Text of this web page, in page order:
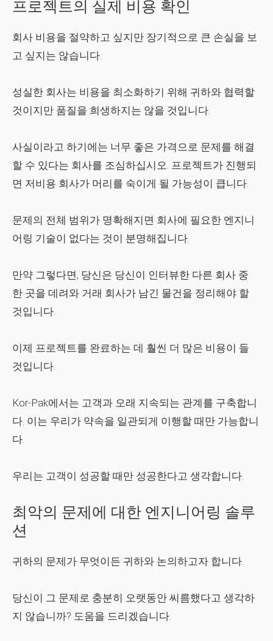
프로젝트의 실제 비용 확인
회사 비용을 절약하고 싶지만 장기적으로 큰 손실을 보
고 싶지는 않습니다.
성실한 회사는 비용을 최소화하기 위해 귀하와 협력할
것이지만 품질을 희생하지는 않을 것입니다.
사실이라고 하기에는 너무 좋은 가격으로 문제를 해결
할 수 있다는 회사를 조심하십시오. 프로젝트가 진행되
면 저비용 회사가 머리를 숙이게 될 가능성이 큽니다.
문제의 전체 범위가 명확해지면 회사에 필요한 엔지니
어링 기술이 없다는 것이 분명해집니다.
만약 그렇다면, 당신은 당신이 인터뷰한 다른 회사 중
한 곳을 데려와 거래 회사가 남긴 물건을 정리해야 할
것입니다.
이제 프로젝트를 완료하는 데 훨씬 더 많은 비용이 들
것입니다.
Kor-Pak에서는 고객과 오래 지속되는 관계를 구축합니
다. 이는 우리가 약속을 일관되게 이행할 때만 가능합니
다.
우리는 고객이 성공할 때만 성공한다고 생각합니다.
최악의 문제에 대한 엔지니어링 솔루
션
귀하의 문제가 무엇이든 귀하와 논의하고자 합니다.
당신이 그 문제로 충분히 오랫동안 씨름했다고 생각하
지 않습니까? 도움을 드리겠습니다.